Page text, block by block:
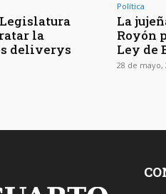
la
deliverys
Política
La
Royón
Ley de
28 de mayo,